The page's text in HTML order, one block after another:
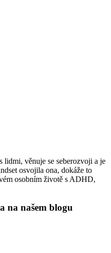
lidmi, věnuje se seberozvoji a je
osvojila ona, dokáže to
osobním životě s ADHD,
na našem blogu